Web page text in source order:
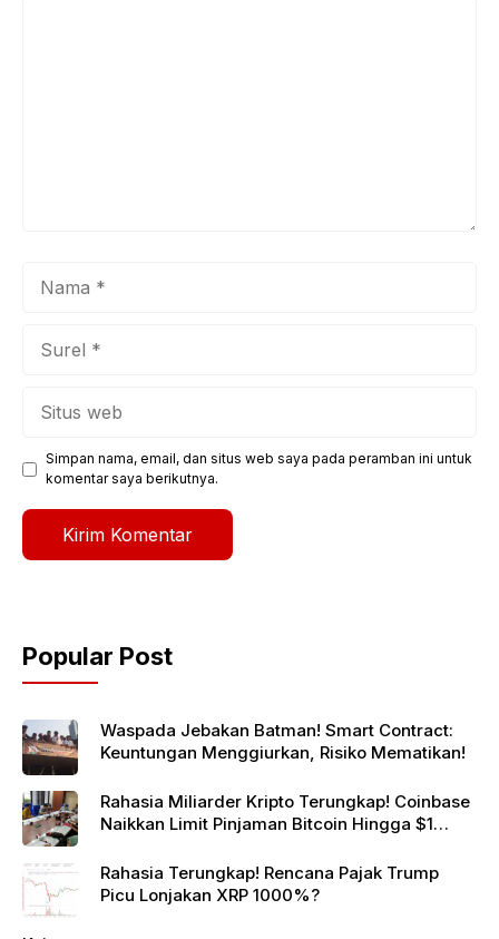
Simpan nama, email, dan situs web saya pada peramban ini untuk
komentar saya berikutnya.
Popular Post
Waspada Jebakan Batman! Smart Contract:
Keuntungan Menggiurkan, Risiko Mematikan!
Rahasia Miliarder Kripto Terungkap! Coinbase
Naikkan Limit Pinjaman Bitcoin Hingga $1
Rahasia Terungkap! Rencana Pajak Trump
Picu Lonjakan XRP 1000%?